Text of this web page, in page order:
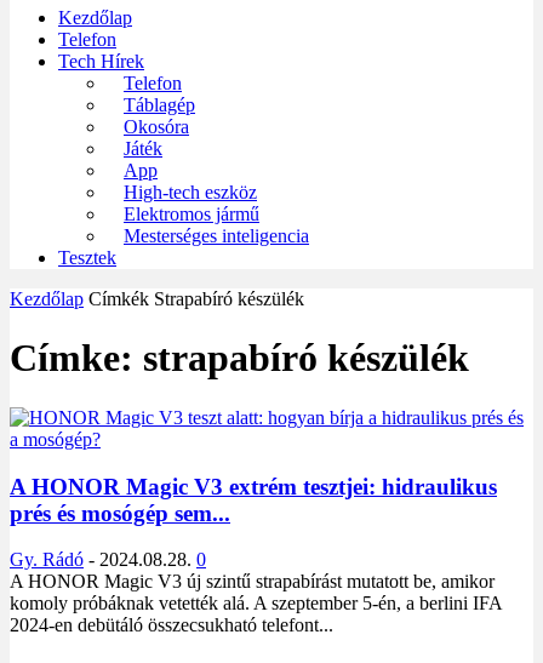
Kezdőlap
Telefon
Tech Hírek
Telefon
Táblagép
Okosóra
Játék
App
High-tech eszköz
Elektromos jármű
Mesterséges inteligencia
Tesztek
Kezdőlap Címkék Strapabíró készülék
Címke: strapabíró készülék
A HONOR Magic V3 extrém tesztjei: hidraulikus
prés és mosógép sem...
Gy. Rádó - 2024.08.28. 0
A HONOR Magic V3 új szintű strapabírást mutatott be, amikor
komoly próbáknak vetették alá. A szeptember 5-én, a berlini IFA
2024-en debütáló összecsukható telefont...